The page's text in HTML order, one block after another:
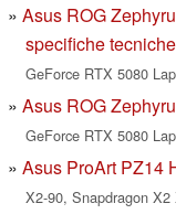
Asus ROG
specifiche tecniche
GeForce RTX 5080
Asus ROG
GeForce RTX 5080
Asus ProArt PZ14
X2-90, Snapdragon